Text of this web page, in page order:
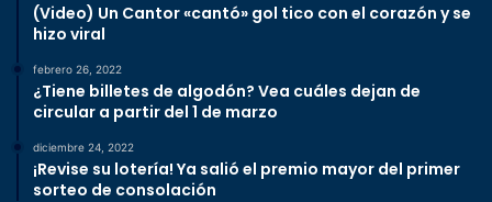
(Video) Un Cantor «cantó» gol tico con el corazón y se
hizo viral
febrero 26, 2022
¿Tiene billetes de algodón? Vea cuáles dejan de
circular a partir del 1 de marzo
diciembre 24, 2022
¡Revise su lotería! Ya salió el premio mayor del primer
sorteo de consolación